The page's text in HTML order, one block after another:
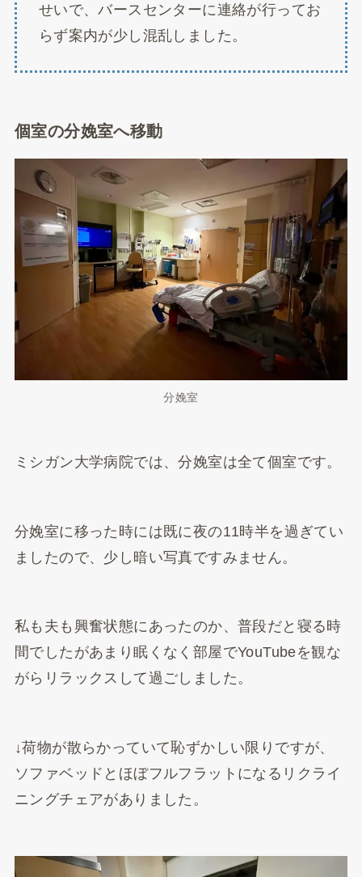
せいで、バースセンターに連絡が行ってお
らず案内が少し混乱しました。
個室の分娩室へ移動
分娩室
ミシガン大学病院では、分娩室は全て個室です。
分娩室に移った時には既に夜の11時半を過ぎてい
ましたので、少し暗い写真ですみません。
私も夫も興奮状態にあったのか、普段だと寝る時
間でしたがあまり眠くなく部屋でYouTubeを観な
がらリラックスして過ごしました。
↓荷物が散らかっていて恥ずかしい限りですが、
ソファベッドとほぼフルフラットになるリクライ
ニングチェアがありました。